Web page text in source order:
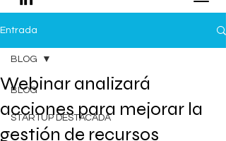
Entrada
BLOG
STARTUP DESTACADA
BLOG
Webinar analizará
acciones para mejorar la
gestión de recursos